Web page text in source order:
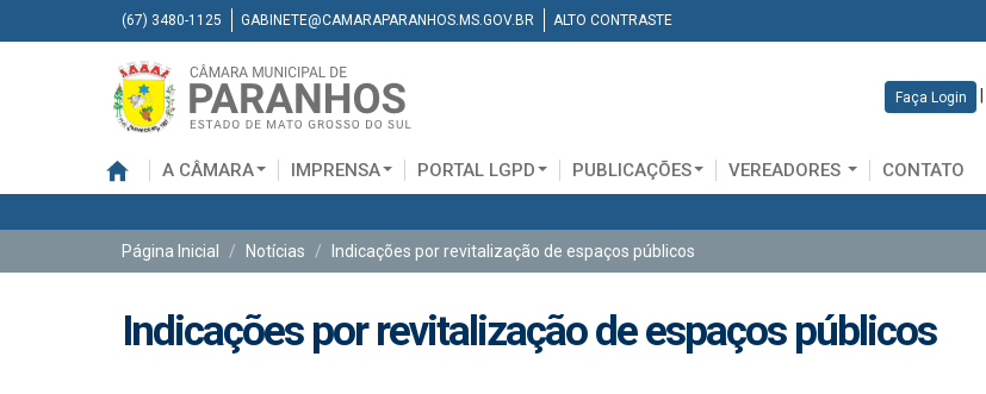
(67) 3480-1125 GABINETE@CAMARAPARANHOS.MS.GOV.BR ALTO CONTRASTE
Faça Login
A CÂMARA IMPRENSA PORTAL LGPD PUBLICAÇÕES VEREADORES CONTATO
Página Inicial Notícias Indicações por revitalização de espaços públicos
Indicações por revitalização de espaços públicos